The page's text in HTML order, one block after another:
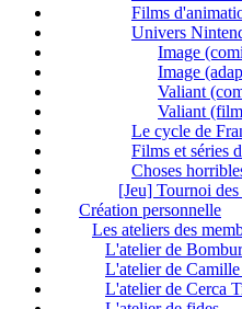
Films
Univers
Image
Image
Valiant
Valiant
Le cycle de
Films et séries
Choses
[Jeu] Tournoi
Création personnelle
Les ateliers des
L'atelier de Bombur
L'atelier de
L'atelier de Cerca